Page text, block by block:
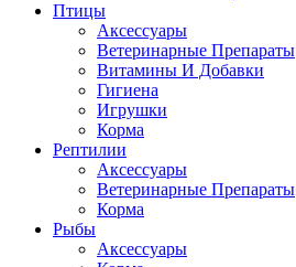
Птицы
Аксессуары
Ветеринарные Препараты
Витамины И Добавки
Гигиена
Игрушки
Корма
Рептилии
Аксессуары
Ветеринарные Препараты
Корма
Рыбы
Аксессуары